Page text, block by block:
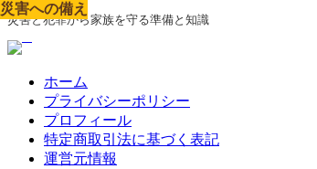
災害と犯罪から家族を守る準備と知識
ホーム
プライバシーポリシー
プロフィール
特定商取引法に基づく表記
運営元情報
災害への備え
災害への備え
災害への備え
災害への備え
災害への備え
災害への備え
災害への備え
災害への備え
災害への備え